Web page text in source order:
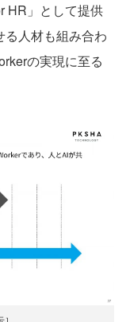
HR」として提供
る人材も組み合わ
の実現に至る